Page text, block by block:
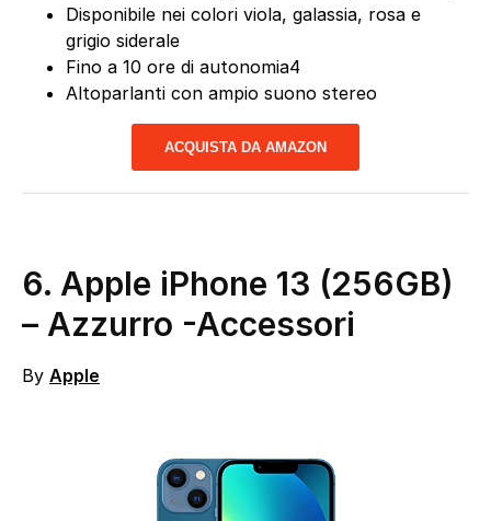
Disponibile nei colori viola, galassia, rosa e
grigio siderale
Fino a 10 ore di autonomia4
Altoparlanti con ampio suono stereo
ACQUISTA DA AMAZON
6. Apple iPhone 13 (256GB)
– Azzurro -Accessori
By Apple